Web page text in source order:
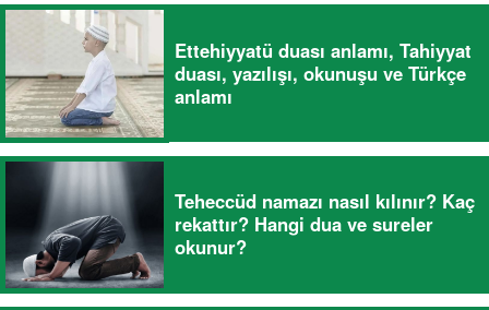
Ettehiyyatü duası anlamı, Tahiyyat
duası, yazılışı, okunuşu ve Türkçe
anlamı
Teheccüd namazı nasıl kılınır? Kaç
rekattır? Hangi dua ve sureler
okunur?